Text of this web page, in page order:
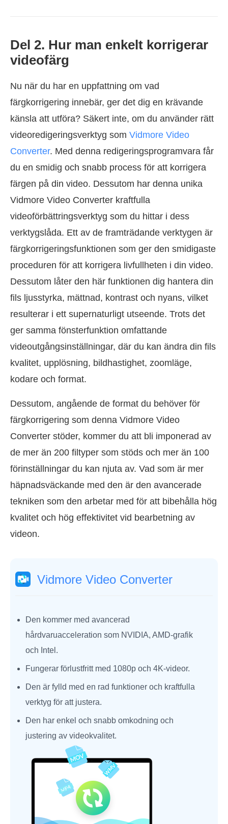
Del 2. Hur man enkelt korrigerar
videofärg
Nu när du har en uppfattning om vad
färgkorrigering innebär, ger det dig en krävande
känsla att utföra? Säkert inte, om du använder rätt
videoredigeringsverktyg som Vidmore Video
Converter. Med denna redigeringsprogramvara får
du en smidig och snabb process för att korrigera
färgen på din video. Dessutom har denna unika
Vidmore Video Converter kraftfulla
videoförbättringsverktyg som du hittar i dess
verktygslåda. Ett av de framträdande verktygen är
färgkorrigeringsfunktionen som ger den smidigaste
proceduren för att korrigera livfullheten i din video.
Dessutom låter den här funktionen dig hantera din
fils ljusstyrka, mättnad, kontrast och nyans, vilket
resulterar i ett supernaturligt utseende. Trots det
ger samma fönsterfunktion omfattande
videoutgångsinställningar, där du kan ändra din fils
kvalitet, upplösning, bildhastighet, zoomläge,
kodare och format.
Dessutom, angående de format du behöver för
färgkorrigering som denna Vidmore Video
Converter stöder, kommer du att bli imponerad av
de mer än 200 filtyper som stöds och mer än 100
förinställningar du kan njuta av. Vad som är mer
häpnadsväckande med den är den avancerade
tekniken som den arbetar med för att bibehålla hög
kvalitet och hög effektivitet vid bearbetning av
videon.
Vidmore Video Converter
Den kommer med avancerad
hårdvaruacceleration som NVIDIA, AMD-grafik
och Intel.
Fungerar förlustfritt med 1080p och 4K-videor.
Den är fylld med en rad funktioner och kraftfulla
verktyg för att justera.
Den har enkel och snabb omkodning och
justering av videokvalitet.